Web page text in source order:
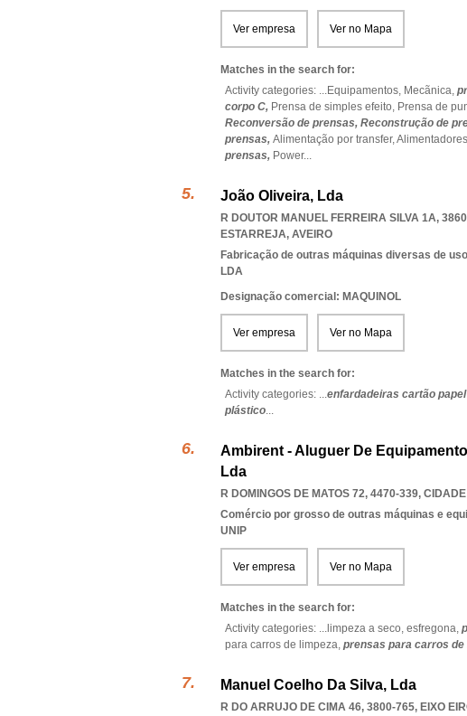
Ver empresa Ver no Mapa
Matches in the search for:
Activity categories: ...Equipamentos, Mecãnica,
corpo C, Prensa de simples efeito, Prensa de
Reconversão de prensas, Reconstrução de
prensas, Alimentação por transfer,
prensas, Power...
João Oliveira, Lda
R DOUTOR MANUEL FERREIRA SILVA 1A,
ESTARREJA, AVEIRO
Fabricação de outras máquinas diversas de
LDA
Designação comercial: MAQUINOL
Ver empresa Ver no Mapa
Matches in the search for:
Activity categories: ...enfardadeiras cartão
plástico...
Ambirent - Aluguer De
Lda
R DOMINGOS DE MATOS 72, 4470-339,
Comércio por grosso de outras máquinas e
UNIP
Ver empresa Ver no Mapa
Matches in the search for:
Activity categories: ... limpeza a seco, esfregona,
para carros de limpeza, prensas para carros de
Manuel Coelho Da Silva, Lda
R DO ARRUJO DE CIMA 46, 3800-765, EIXO